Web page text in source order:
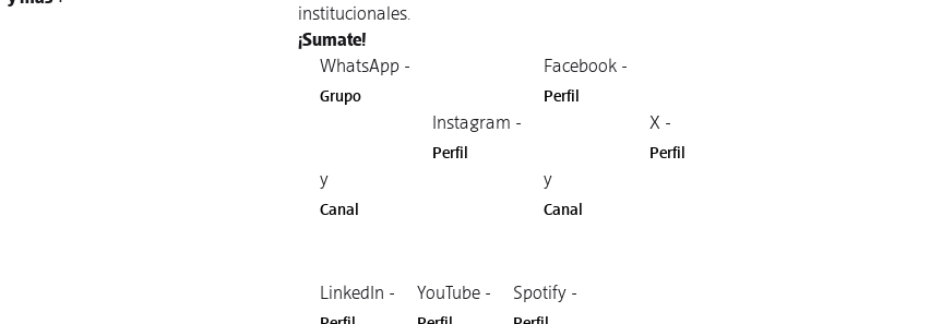
institucionales.
¡Sumate!
WhatsApp -
Grupo
y
Canal
Instagram -
Perfil
Facebook -
Perfil
y
Canal
X -
Perfil
LinkedIn - YouTube - Spotify -